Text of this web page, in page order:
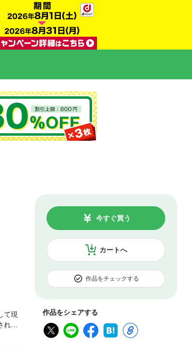
カートへ
今すぐ買う
作品をチェックする
作品をシェアする
て現
れ
を